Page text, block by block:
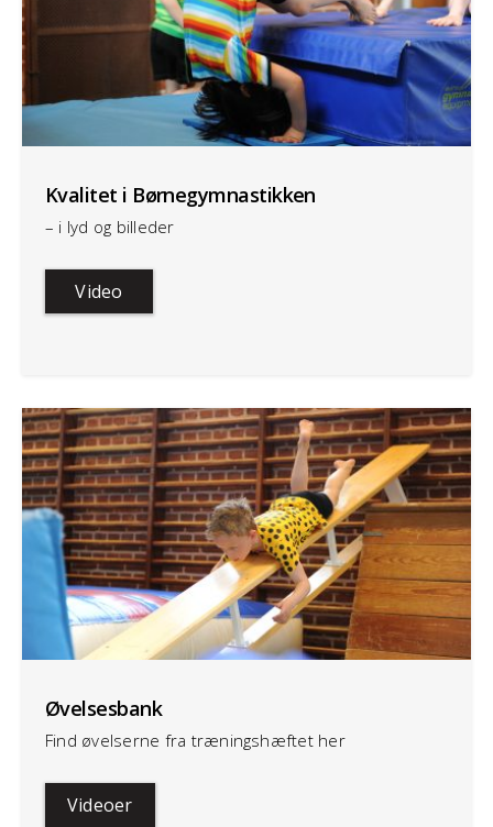
Kvalitet i Børnegymnastikken
– i lyd og billeder
Video
Øvelsesbank
Find øvelserne fra træningshæftet her
Videoer